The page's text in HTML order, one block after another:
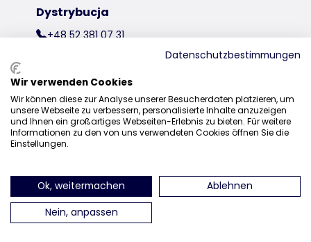
Dystrybucja
+48 52 381 07 31
znajdź nas na Instagramieznajdź nas na Facebooku
znajdź nas
Datenschutzbestimmungen
Wir verwenden Cookies
Wir können diese zur Analyse unserer Besucherdaten platzieren, um
unsere Webseite zu verbessern, personalisierte Inhalte anzuzeigen
und Ihnen ein großartiges Webseiten-Erlebnis zu bieten. Für weitere
Informationen zu den von uns verwendeten Cookies öffnen Sie die
Einstellungen.
Ok, weitermachen
Ablehnen
Nein, anpassen